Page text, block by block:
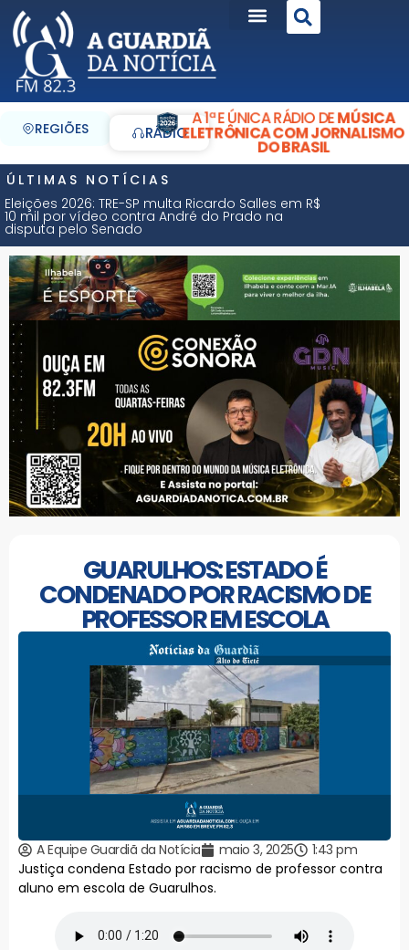
REGIÕES RÁDIO
A 1ª E ÚNICA RÁDIO DEMÚSICA
ELETRÔNICA COM JORNALISMO
DO BRASIL
ÚLTIMAS NOTÍCIAS
Eleições 2026: TRE-SP multa Ricardo Salles em R$
10 mil por vídeo contra André do Prado na
disputa pelo Senado
GUARULHOS: ESTADO É
CONDENADO POR RACISMO DE
PROFESSOR EM ESCOLA
A Equipe Guardiã da Notícia maio 3, 2025
1:43 pm
Justiça condena Estado por racismo de professor contra
aluno em escola de Guarulhos.